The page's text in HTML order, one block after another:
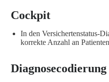
Cockpit
In den Versichertenstatus-
korrekte Anzahl an
Diagnosecodierung